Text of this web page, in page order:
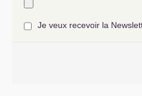
Je veux recevoir la